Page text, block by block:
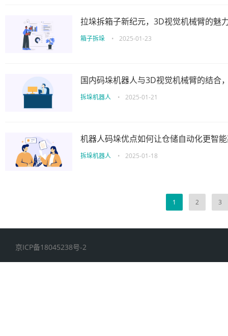
拉垛拆箱子新纪元，3D视觉机械臂的魅
箱子拆垛 • 2025-01-23
国内码垛机器人与3D视觉机械臂的结合
拆垛机器人 • 2025-01-21
机器人码垛优点如何让仓储自动化更智
拆垛机器人 • 2025-01-18
1 2 3
京ICP备18045238号-2